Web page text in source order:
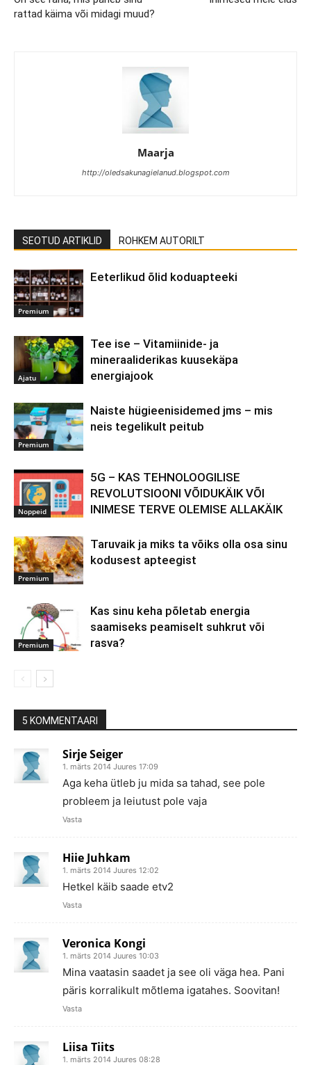
rattad käima või midagi muud?
Maarja
http://oledsakunagielanud.blogspot.com
SEOTUD ARTIKLID ROHKEM AUTORILT
Premium
Eeterlikud õlid koduapteeki
Ajatu
Tee ise – Vitamiinide- ja
mineraaliderikas kuusekäpa
energiajook
Premium
Naiste hügieenisidemed jms – mis
neis tegelikult peitub
Noppeid
5G – KAS TEHNOLOOGILISE
REVOLUTSIOONI VÕIDUKÄIK VÕI
INIMESE TERVE OLEMISE ALLAKÄIK
Premium
Taruvaik ja miks ta võiks olla osa sinu
kodusest apteegist
Premium
Kas sinu keha põletab energia
saamiseks peamiselt suhkrut või
rasva?
5 KOMMENTAARI
Sirje Seiger
1. märts 2014 Juures 17:09
Aga keha ütleb ju mida sa tahad, see pole
probleem ja leiutust pole vaja
Vasta
Hiie Juhkam
1. märts 2014 Juures 12:02
Hetkel käib saade etv2
Vasta
Veronica Kongi
1. märts 2014 Juures 10:03
Mina vaatasin saadet ja see oli väga hea. Pani
päris korralikult mõtlema igatahes. Soovitan!
Vasta
Liisa Tiits
1. märts 2014 Juures 08:28